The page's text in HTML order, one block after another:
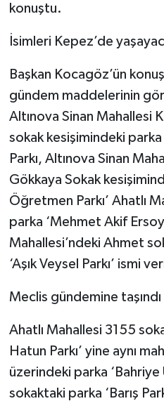
konuştu.
İsimleri Kepez’de
Başkan Kocagöz’ün
gündem maddelerinin
Altınova Sinan Mahallesi
sokak kesişimindeki
Parkı, Altınova Sinan
Gökkaya Sokak
Öğretmen Parkı’ Ahatlı
parka ‘Mehmet Akif Ersoy
Mahallesi’ndeki Ahmet
‘Aşık Veysel Parkı’ ismi
Meclis gündemine taşındı
Ahatlı Mahallesi 3155
Hatun Parkı’ yine aynı
üzerindeki parka ‘Bahriye
sokaktaki parka ‘Barış